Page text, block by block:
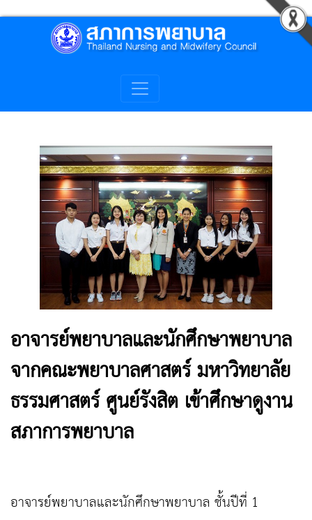
อาจารย์พยาบาลและนักศึกษาพยาบาล
จากคณะพยาบาลศาสตร์ มหาวิทยาลัย
ธรรมศาสตร์ ศูนย์รังสิต เข้าศึกษาดูงาน
สภาการพยาบาล
อาจารย์พยาบาลและนักศึกษาพยาบาล ชั้นปีที่ 1